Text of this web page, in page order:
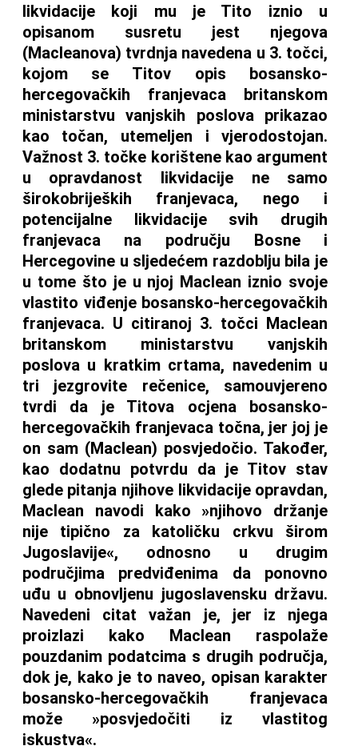
likvidacije koji mu je Tito iznio u
opisanom susretu jest njegova
(Macleanova) tvrdnja navedena u 3. točci,
kojom se Titov opis bosansko-
hercegovačkih franjevaca britanskom
ministarstvu vanjskih poslova prikazao
kao točan, utemeljen i vjerodostojan.
Važnost 3. točke korištene kao argument
u opravdanost likvidacije ne samo
širokobrijeških franjevaca, nego i
potencijalne likvidacije svih drugih
franjevaca na području Bosne i
Hercegovine u sljedećem razdoblju bila je
u tome što je u njoj Maclean iznio svoje
vlastito viđenje bosansko-hercegovačkih
franjevaca. U citiranoj 3. točci Maclean
britanskom ministarstvu vanjskih
poslova u kratkim crtama, navedenim u
tri jezgrovite rečenice, samouvjereno
tvrdi da je Titova ocjena bosansko-
hercegovačkih franjevaca točna, jer joj je
on sam (Maclean) posvjedočio. Također,
kao dodatnu potvrdu da je Titov stav
glede pitanja njihove likvidacije opravdan,
Maclean navodi kako »njihovo držanje
nije tipično za katoličku crkvu širom
Jugoslavije«, odnosno u drugim
područjima predviđenima da ponovno
uđu u obnovljenu jugoslavensku državu.
Navedeni citat važan je, jer iz njega
proizlazi kako Maclean raspolaže
pouzdanim podatcima s drugih područja,
dok je, kako je to naveo, opisan karakter
bosansko-hercegovačkih franjevaca
može »posvjedočiti iz vlastitog
iskustva«.